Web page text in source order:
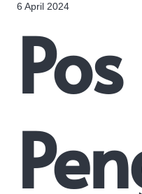
6 April 2024
Pos